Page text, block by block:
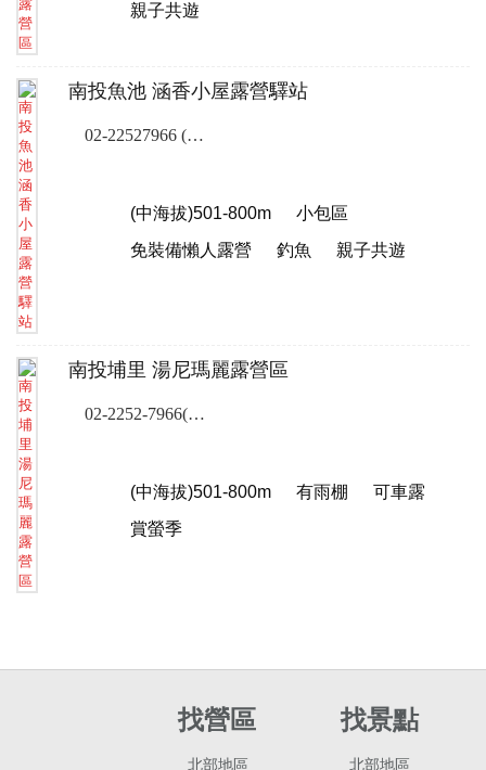
親子共遊
南投魚池 涵香小屋露營驛站
02-22527966 (露營樂訂位專線)
(中海拔)501-800m
小包區
免裝備懶人露營
釣魚 親子共遊
南投埔里 湯尼瑪麗露營區
02-2252-7966(露營樂客服專線)
(中海拔)501-800m 有雨棚
可車露
賞螢季
找營區
北部地區
找景點
北部地區